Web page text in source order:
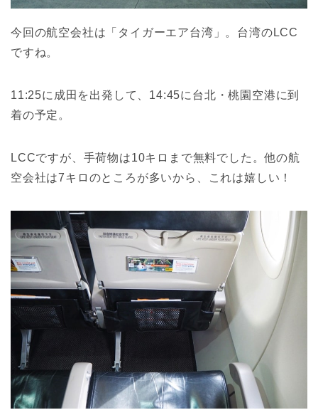
今回の航空会社は「タイガーエア台湾」。台湾のLCC
ですね。
11:25に成田を出発して、14:45に台北・桃園空港に到
着の予定。
LCCですが、手荷物は10キロまで無料でした。他の航
空会社は7キロのところが多いから、これは嬉しい！